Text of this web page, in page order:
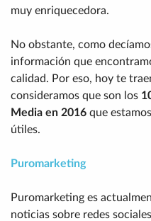
muy enriquecedora.
No obstante, como
información que
calidad. Por eso, hoy te
consideramos que son los
Media en 2016 que
útiles.
Puromarketing
Puromarketing es
noticias sobre redes